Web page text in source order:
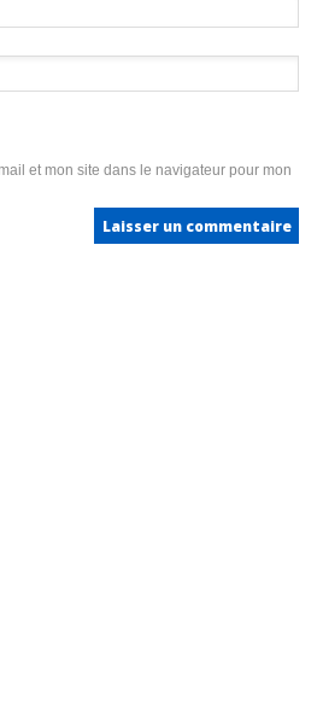
et mon site dans le navigateur pour mon